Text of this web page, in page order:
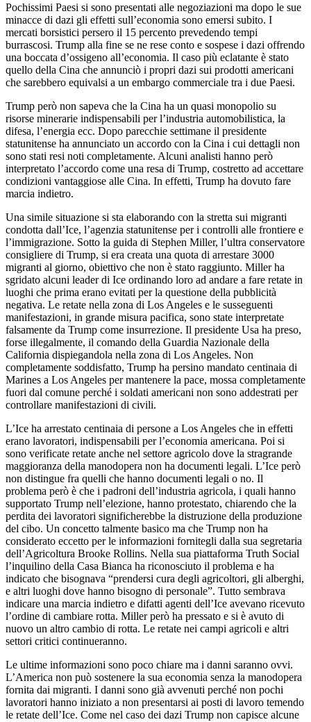
Pochissimi Paesi si sono presentati alle negoziazioni ma dopo le sue
minacce di dazi gli effetti sull’economia sono emersi subito. I
mercati borsistici persero il 15 percento prevedendo tempi
burrascosi. Trump alla fine se ne rese conto e sospese i dazi offrendo
una boccata d’ossigeno all’economia. Il caso più eclatante è stato
quello della Cina che annunciò i propri dazi sui prodotti americani
che sarebbero equivalsi a un embargo commerciale tra i due Paesi.
Trump però non sapeva che la Cina ha un quasi monopolio su
risorse minerarie indispensabili per l’industria automobilistica, la
difesa, l’energia ecc. Dopo parecchie settimane il presidente
statunitense ha annunciato un accordo con la Cina i cui dettagli non
sono stati resi noti completamente. Alcuni analisti hanno però
interpretato l’accordo come una resa di Trump, costretto ad accettare
condizioni vantaggiose alle Cina. In effetti, Trump ha dovuto fare
marcia indietro.
Una simile situazione si sta elaborando con la stretta sui migranti
condotta dall’Ice, l’agenzia statunitense per i controlli alle frontiere e
l’immigrazione. Sotto la guida di Stephen Miller, l’ultra conservatore
consigliere di Trump, si era creata una quota di arrestare 3000
migranti al giorno, obiettivo che non è stato raggiunto. Miller ha
sgridato alcuni leader di Ice ordinando loro ad andare a fare retate in
luoghi che prima erano evitati per la questione della pubblicità
negativa. Le retate nella zona di Los Angeles e le susseguenti
manifestazioni, in grande misura pacifica, sono state interpretate
falsamente da Trump come insurrezione. Il presidente Usa ha preso,
forse illegalmente, il comando della Guardia Nazionale della
California dispiegandola nella zona di Los Angeles. Non
completamente soddisfatto, Trump ha persino mandato centinaia di
Marines a Los Angeles per mantenere la pace, mossa completamente
fuori dal comune perché i soldati americani non sono addestrati per
controllare manifestazioni di civili.
L’Ice ha arrestato centinaia di persone a Los Angeles che in effetti
erano lavoratori, indispensabili per l’economia americana. Poi si
sono verificate retate anche nel settore agricolo dove la stragrande
maggioranza della manodopera non ha documenti legali. L’Ice però
non distingue fra quelli che hanno documenti legali o no. Il
problema però è che i padroni dell’industria agricola, i quali hanno
supportato Trump nell’elezione, hanno protestato, chiarendo che la
perdita dei lavoratori significherebbe la distruzione della produzione
del cibo. Un concetto talmente basico ma che Trump non ha
considerato eccetto per le informazioni fornitegli dalla sua segretaria
dell’Agricoltura Brooke Rollins. Nella sua piattaforma Truth Social
l’inquilino della Casa Bianca ha riconosciuto il problema e ha
indicato che bisognava “prendersi cura degli agricoltori, gli alberghi,
e altri luoghi dove hanno bisogno di personale”. Tutto sembrava
indicare una marcia indietro e difatti agenti dell’Ice avevano ricevuto
l’ordine di cambiare rotta. Miller però ha pressato e si è avuto di
nuovo un altro cambio di rotta. Le retate nei campi agricoli e altri
settori critici continueranno.
Le ultime informazioni sono poco chiare ma i danni saranno ovvi.
L’America non può sostenere la sua economia senza la manodopera
fornita dai migranti. I danni sono già avvenuti perché non pochi
lavoratori hanno iniziato a non presentarsi ai posti di lavoro temendo
le retate dell’Ice. Come nel caso dei dazi Trump non capisce alcune